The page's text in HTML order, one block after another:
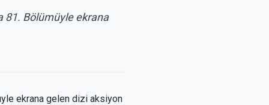
81. Bölümüyle ekrana
ekrana gelen dizi aksiyon